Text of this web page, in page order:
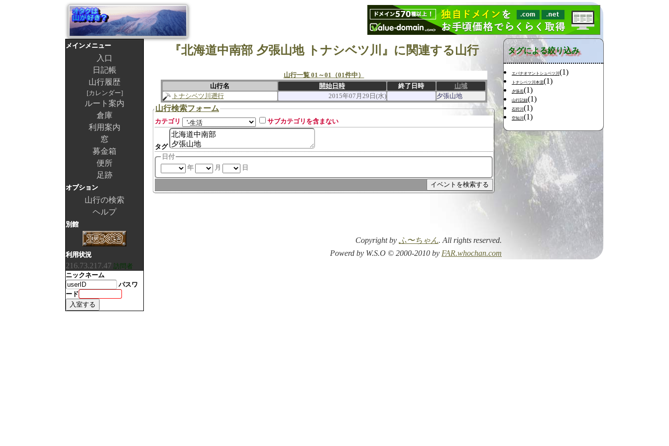
『北海道中南部 夕張山地 トナシベツ川』に関連する山行
山行一覧 01～01（01件中）
山行名
開始日時 終了日時
山域
トナシベツ川遡行
2015年07月29日(水) 夕張山地
山行検索フォーム
カテゴリ サブカテゴリを含まない
タグ
日付
年
月 日
タグによる絞り込み
エバナオマントシュベツ川 (1)
トナシベツ川本流(1)
夕張岳(1)
山行記録(1)
石狩川 (1)
空知川 (1)
メインメニュー
入口
日記帳
山行履歴
カレンダー
ルート案内
倉庫
利用案内
窓
募金箱
便所
足跡
オプション
山行の検索
ヘルプ
別館
利用状況
216.73.217.47 訪問者
ニックネーム
パスワ
ード
Copyright by ふ〜ちゃん. All rights reserved.
Powerd by W.S.O © 2000-2010 by FAR.whochan.com